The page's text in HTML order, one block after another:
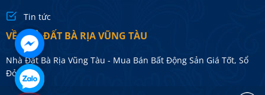
Tin tức
VỀ NHÀ ĐẤT BÀ RỊA VŨNG TÀU
Nhà Đất Bà Rịa Vũng Tàu - Mua Bán Bất Động Sản Giá Tốt, Sổ
Đỏ 100%